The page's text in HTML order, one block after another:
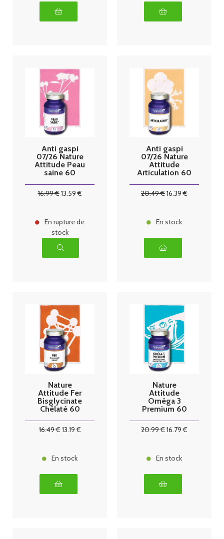
Anti gaspi
07/26 Nature
Attitude Peau
saine 60
16.99€13.59€
En rupture de
stock
Anti gaspi
07/26 Nature
Attitude
Articulation 60
20.49€16.39 €
En stock
Nature
Attitude Fer
Bisglycinate
Chélaté 60
16.49€13.19€
En stock
Nature
Attitude
Oméga 3
Premium 60
20.99€16.79 €
En stock